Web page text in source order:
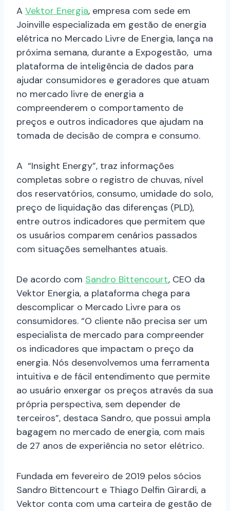
A Vektor Energia, empresa com sede em
Joinville especializada em gestão de energia
elétrica no Mercado Livre de Energia, lança na
próxima semana, durante a Expogestão, uma
plataforma de inteligência de dados para
ajudar consumidores e geradores que atuam
no mercado livre de energia a
compreenderem o comportamento de
preços e outros indicadores que ajudam na
tomada de decisão de compra e consumo.
A “Insight Energy”, traz informações
completas sobre o registro de chuvas, nível
dos reservatórios, consumo, umidade do solo,
preço de liquidação das diferenças (PLD),
entre outros indicadores que permitem que
os usuários comparem cenários passados
com situações semelhantes atuais.
De acordo com Sandro Bittencourt, CEO da
Vektor Energia, a plataforma chega para
descomplicar o Mercado Livre para os
consumidores. “O cliente não precisa ser um
especialista de mercado para compreender
os indicadores que impactam o preço da
energia. Nós desenvolvemos uma ferramenta
intuitiva e de fácil entendimento que permite
ao usuário enxergar os preços através da sua
própria perspectiva, sem depender de
terceiros”, destaca Sandro, que possui ampla
bagagem no mercado de energia, com mais
de 27 anos de experiência no setor elétrico.
Fundada em fevereiro de 2019 pelos sócios
Sandro Bittencourt e Thiago Delfin Girardi, a
Vektor conta com uma carteira de gestão de